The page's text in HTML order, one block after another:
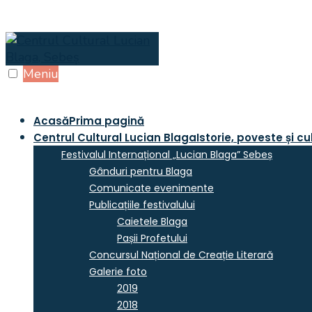
Skip
content
Meniu
AcasăPrima pagină
Centrul Cultural Lucian BlagaIstorie, poveste și
Festivalul Internațional „Lucian Blaga” Sebeș
Gânduri pentru Blaga
Comunicate evenimente
Publicațiile festivalului
Caietele Blaga
Pașii Profetului
Concursul Național de Creație Literară
Galerie foto
2019
2018